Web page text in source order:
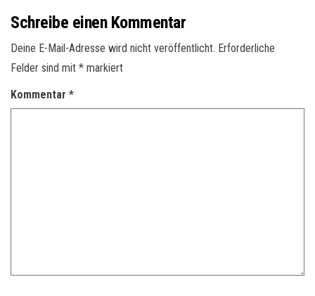
Schreibe einen Kommentar
Deine E-Mail-Adresse wird nicht veröffentlicht. Erforderliche
Felder sind mit * markiert
Kommentar *